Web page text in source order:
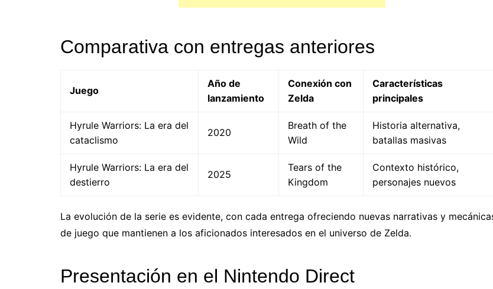
Comparativa con entregas anteriores
Juego
Año de
lanzamiento
Conexión con
Zelda
Características
principales
Hyrule Warriors: La era del
cataclismo
2020
Breath of the
Wild
Historia alternativa,
batallas masivas
Hyrule Warriors: La era del
destierro
2025
Tears of the
Kingdom
Contexto histórico,
personajes nuevos
La evolución de la serie es evidente, con cada entrega ofreciendo nuevas narrativas y
de juego que mantienen a los aficionados interesados en el universo de Zelda.
Presentación en el Nintendo Direct